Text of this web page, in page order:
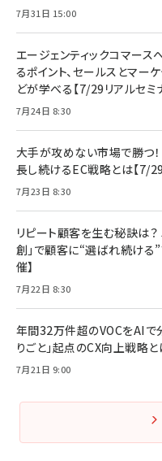
7月31日 15:00
エージェンティックコマー
るポイント、セールスとマー
どが学べる【7/29リアルセミ
7月24日 8:30
大手が攻めない市場で勝つ
長し続けるEC戦略とは【7/
7月23日 8:30
リピート顧客を生む秘訣は？
創」で顧客に“選ばれ続ける
催】
7月22日 8:30
年間32万件超のVOCをAIで
りごと」起点のCX向上戦略
7月21日 9:00